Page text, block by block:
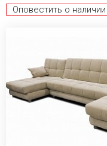
Оповестить о наличии